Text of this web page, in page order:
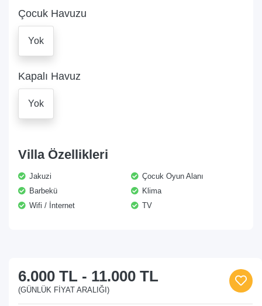
Çocuk Havuzu
Yok
Kapalı Havuz
Yok
Villa Özellikleri
Jakuzi
Çocuk Oyun Alanı
Barbekü
Klima
Wifi / İnternet
TV
6.000 TL - 11.000 TL
(GÜNLÜK FIYAT ARALIĞI)